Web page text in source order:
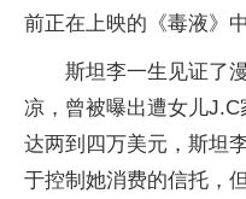
前正在上映的《毒液》
斯坦李一生见证了
凉，曾被曝出遭女儿
达两到四万美元，斯坦
于控制她消费的信托，